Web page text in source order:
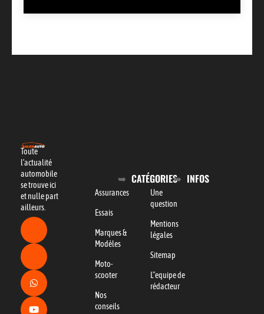
Toute
l’actualité
automobile
se trouve ici
et nulle part
ailleurs.
CATÉGORIES
Assurances
Essais
Marques &
Modèles
Moto-
scooter
Nos
conseils
INFOS
Une
question
Mentions
légales
Sitemap
L"equipe de
rédacteur